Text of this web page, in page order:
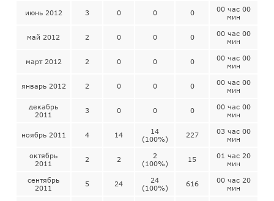
июнь 2012 3 0 0 0
00 час 00
мин
май 2012 2 0 0 0
00 час 00
мин
март 2012 2 0 0 0
00 час 00
мин
январь 2012 2 0 0 0
00 час 00
мин
декабрь
2011
3 0 0 0
00 час 00
мин
ноябрь 2011 4 14
14
(100%)
227
03 час 00
мин
октябрь
2011
2 2
2
(100%)
15
01 час 20
мин
сентябрь
2011
5 24
24
(100%)
616
00 час 20
мин